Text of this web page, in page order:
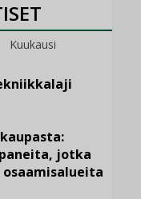
Kuukausi
jotka